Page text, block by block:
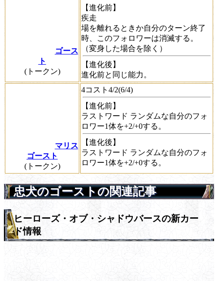
ゴース
ト
(トークン)
【進化前】
疾走
場を離れるときか自分のターン終了
時、このフォロワーは消滅する。
（変身した場合を除く）
【進化後】
進化前と同じ能力。
マリス
ゴースト
(トークン)
4コスト4/2(6/4)
【進化前】
ラストワード ランダムな自分のフォ
ロワー1体を+2/+0する。
【進化後】
ラストワード ランダムな自分のフォ
ロワー1体を+2/+0する。
忠犬のゴーストの関連記事
ヒーローズ・オブ・シャドウバースの新カー
ド情報